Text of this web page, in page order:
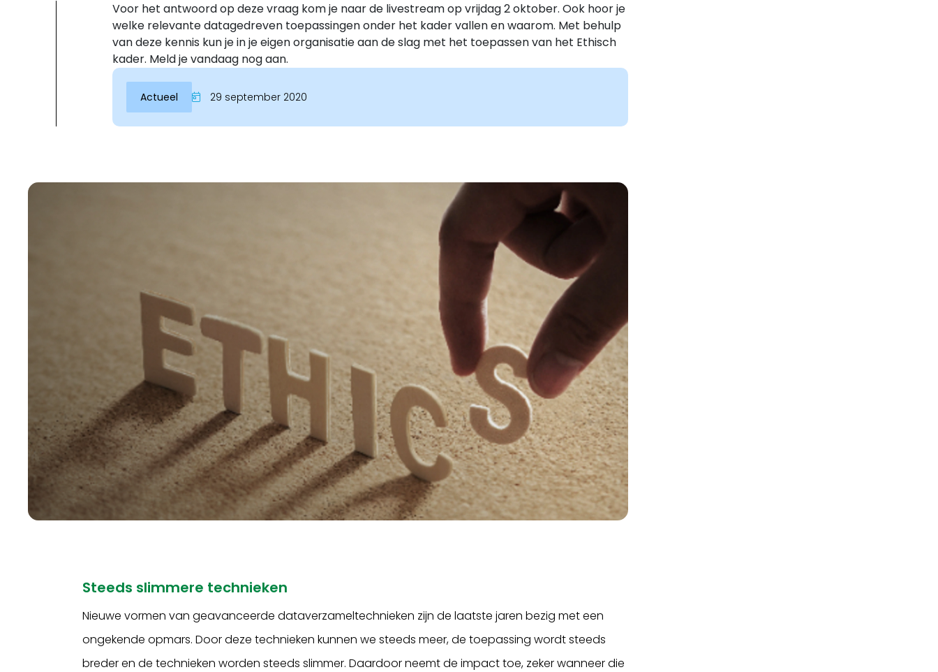
Inloggen
Voor het antwoord op deze vraag kom je naar de livestream op vrijdag 2 oktober. Ook hoor je
welke relevante datagedreven toepassingen onder het kader vallen en waarom. Met behulp
van deze kennis kun je in je eigen organisatie aan de slag met het toepassen van het Ethisch
kader. Meld je vandaag nog aan.
Actueel 29 september 2020
Steeds slimmere technieken
Nieuwe vormen van geavanceerde dataverzameltechnieken zijn de laatste jaren bezig met een
ongekende opmars. Door deze technieken kunnen we steeds meer, de toepassing wordt steeds
breder en de technieken worden steeds slimmer. Daardoor neemt de impact toe, zeker wanneer die